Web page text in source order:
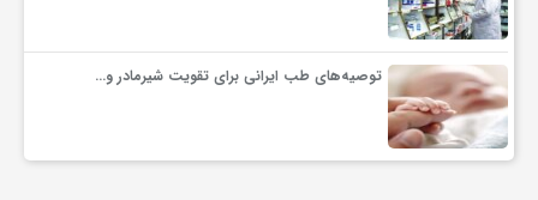
توصیه‌های طب ایرانی برای تقویت شیرمادر و…